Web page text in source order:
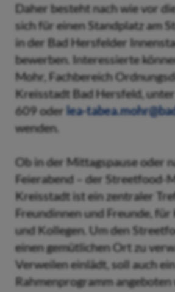
Daher besteht nach wie vor
sich für einen Standplatz am
in der Bad Hersfelder
bewerben. Interessierte
Mohr, Fachbereich
Kreisstadt Bad Hersfeld,
609 oder lea-
wenden.
Ob in der Mittagspause oder
Feierabend – der Streetfood-
Kreisstadt ist ein zentraler
Freundinnen und Freunde,
und Kollegen. Um den
einen gemütlichen Ort zu
Verweilen einlädt, soll auch
Rahmenprogramm angeboten